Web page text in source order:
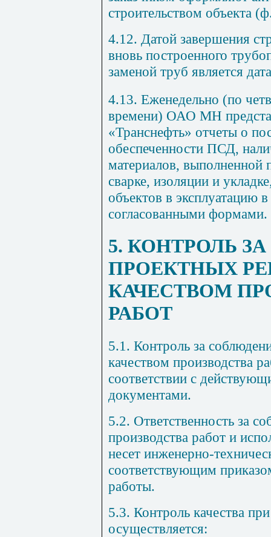
строительством объекта
4.12. Датой завершения
вновь построенного
заменой труб является
4.13. Еженедельно (по
времени) ОАО МН
«Транснефть» отчеты о
обеспеченности ПСД,
материалов, выполненной
сварке, изоляции и
объектов в эксплуатацию в
согласованными формами.
5. КОНТРОЛЬ
ПРОЕКТНЫХ
КАЧЕСТВОМ
РАБОТ
5.1 . Контроль за
качеством производства
соответствии с
документами.
5.2. Ответственность за
производства работ и
несет инженерно-
соответствующим
работы.
5.3. Контроль качества
осуществляется: